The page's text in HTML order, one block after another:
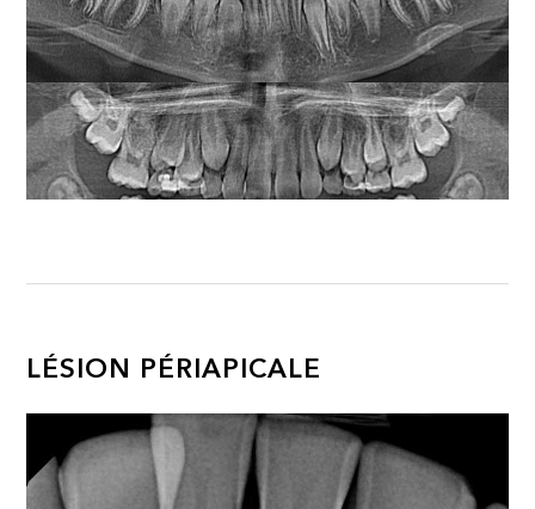
LÉSION PÉRIAPICALE